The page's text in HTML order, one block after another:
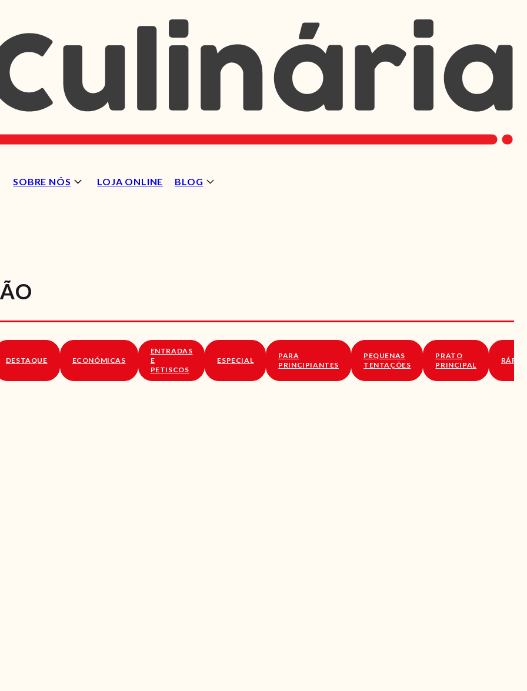
SOBRE NÓS LOJA ONLINE BLOG
SOBRE NÓS
DESTAQUE ECONÓMICAS
ENTRADAS
E
PETISCOS
ESPECIAL
PARA
PRINCIPIANTES
PEQUENAS
TENTAÇÕES
PRATO
PRINCIPAL